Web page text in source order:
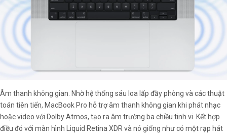
Âm thanh không gian. Nhờ hệ thống sáu loa lấp đầy phòng và các thuật
toán tiên tiến, MacBook Pro hỗ trợ âm thanh không gian khi phát nhạc
hoặc video với Dolby Atmos, tạo ra âm trường ba chiều tinh vi. Kết hợp
điều đó với màn hình Liquid Retina XDR và nó giống như có một rạp hát